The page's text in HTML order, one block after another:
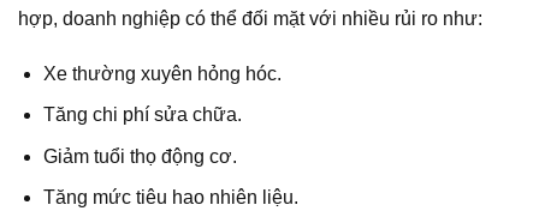
hợp, doanh nghiệp có thể đối mặt với nhiều rủi ro như:
Xe thường xuyên hỏng hóc.
Tăng chi phí sửa chữa.
Giảm tuổi thọ động cơ.
Tăng mức tiêu hao nhiên liệu.